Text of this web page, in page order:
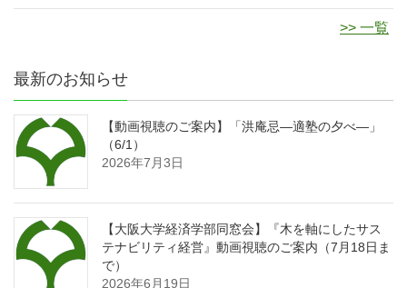
>> 一覧
最新のお知らせ
【動画視聴のご案内】「洪庵忌―適塾の夕べ―」
（6/1）
2026年7月3日
【大阪大学経済学部同窓会】『木を軸にしたサス
テナビリティ経営』動画視聴のご案内（7月18日ま
で）
2026年6月19日